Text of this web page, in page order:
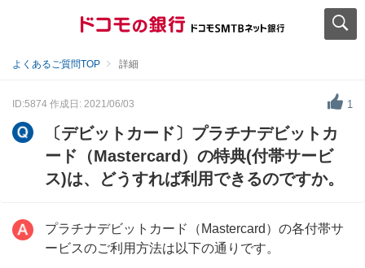
よくあるご質問TOP 詳細
ID:5874 作成日: 2021/06/03 1
〔デビットカード〕プラチナデビットカ
ード（Mastercard）の特典(付帯サービ
ス)は、どうすれば利用できるのですか。
プラチナデビットカード（Mastercard）の各付帯サ
ービスのご利用方法は以下の通りです。